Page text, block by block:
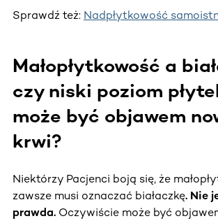
Sprawdź też: Nadpłytkowość
Małopłytkowość a
czy niski poziom
może być objawem
krwi?
Niektórzy Pacjenci boją się, że
zawsze musi oznaczać białaczkę. Nie
prawda. Oczywiście może być